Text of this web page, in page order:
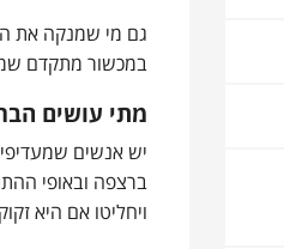
גם מי שמנקה את
במכשור מתקדם
מתי עושים
יש אנשים
ברצפה ובאופי
ויחליטו אם היא